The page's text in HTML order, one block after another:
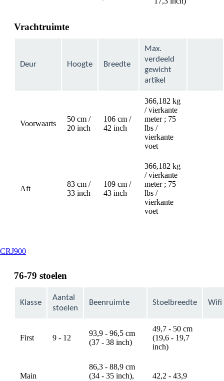
Vrachtruimte
Deur Hoogte Breedte
Max.
verdeeld
gewicht
artikel
Voorwaarts
50 cm /
20 inch
106 cm /
42 inch
366,182 kg
/ vierkante
meter ; 75
lbs /
vierkante
voet
Aft
83 cm /
33 inch
109 cm /
43 inch
366,182 kg
/ vierkante
meter ; 75
lbs /
vierkante
voet
CRJ900This
be
76-79 stoelen
Klasse
Aantal
stoelen
Beenruimte Stoelbreedte Wifi
First 9 - 12
93,9 - 96,5 cm
(37 - 38 inch)
49,7 - 50 cm
(19,6 - 19,7
inch)
Main
86,3 - 88,9 cm
(34 - 35 inch),
42,2 - 43,9